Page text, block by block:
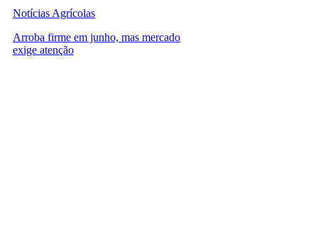
Notícias Agrícolas
Arroba firme em junho, mas mercado
exige atenção